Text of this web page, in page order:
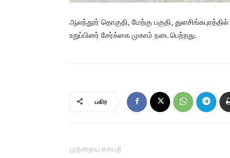
ஆலந்தூர் தொகுதி, மேற்கு பகுதி,
உறுப்பினர் சேர்க்கை முகாம் நடைபெற்றது.
பகிர்
முந்தைய செய்தி